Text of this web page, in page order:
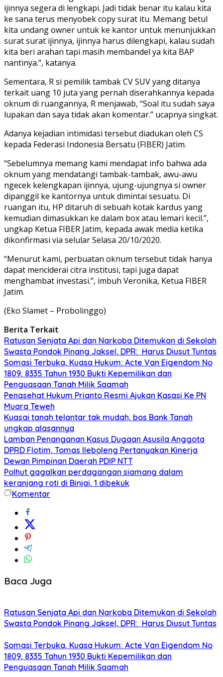
ijinnya segera di lengkapi. Jadi tidak benar itu kalau kita
ke sana terus menyobek copy surat itu. Memang betul
kita undang owner untuk ke kantor untuk menunjukkan
surat surat ijinnya, ijinnya harus dilengkapi, kalau sudah
kita beri arahan tapi masih membandel ya kita BAP
nantinya.”, katanya.
Sementara, R si pemilik tambak CV SUV yang ditanya
terkait uang 10 juta yang pernah diserahkannya kepada
oknum di ruangannya, R menjawab, “Soal itu sudah saya
lupakan dan saya tidak akan komentar.” ucapnya singkat.
Adanya kejadian intimidasi tersebut diadukan oleh CS
kepada Federasi Indonesia Bersatu (FIBER) Jatim.
“Sebelumnya memang kami mendapat info bahwa ada
oknum yang mendatangi tambak-tambak, awu-awu
ngecek kelengkapan ijinnya, ujung-ujungnya si owner
dipanggil ke kantornya untuk dimintai sesuatu. Di
ruangan itu, HP ditaruh di sebuah kotak kardus yang
kemudian dimasukkan ke dalam box atau lemari kecil.”,
ungkap Ketua FIBER Jatim, kepada awak media ketika
dikonfirmasi via selular Selasa 20/10/2020.
“Menurut kami, perbuatan oknum tersebut tidak hanya
dapat menciderai citra institusi, tapi juga dapat
menghambat investasi.”, imbuh Veronika, Ketua FIBER
Jatim.
(Eko Slamet – Probolinggo)
Berita Terkait
Ratusan Senjata Api dan Narkoba Ditemukan di Sekolah
Swasta Pondok Pinang Jaksel, DPR: Harus Diusut Tuntas
Somasi Terbuka, Kuasa Hukum: Acte Van Eigendom No
1809, 8335 Tahun 1930 Bukti Kepemilikan dan
Penguasaan Tanah Milik Saamah
Penasehat Hukum Prianto Resmi Ajukan Kasasi Ke PN
Muara Teweh
Kuasai tanah telantar tak mudah, bos Bank Tanah
ungkap alasannya
Lamban Penanganan Kasus Dugaan Asusila Anggota
DPRD Flotim, Tomas Ileboleng Pertanyakan Kinerja
Dewan Pimpinan Daerah PDIP NTT
Polhut gagalkan perdagangan siamang dalam
keranjang roti di Binjai, 1 dibekuk
Komentar
Baca Juga
Ratusan Senjata Api dan Narkoba Ditemukan di Sekolah
Swasta Pondok Pinang Jaksel, DPR: Harus Diusut Tuntas
Somasi Terbuka, Kuasa Hukum: Acte Van Eigendom No
1809, 8335 Tahun 1930 Bukti Kepemilikan dan
Penguasaan Tanah Milik Saamah